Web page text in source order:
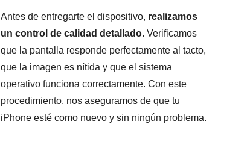
Antes de entregarte el dispositivo, realizamos
un control de calidad detallado. Verificamos
que la pantalla responde perfectamente al tacto,
que la imagen es nítida y que el sistema
operativo funciona correctamente. Con este
procedimiento, nos aseguramos de que tu
iPhone esté como nuevo y sin ningún problema.